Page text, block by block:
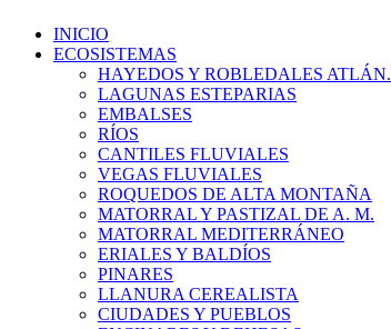
INICIO
ECOSISTEMAS
HAYEDOS Y ROBLEDALES ATLÁN.
LAGUNAS ESTEPARIAS
EMBALSES
RÍOS
CANTILES FLUVIALES
VEGAS FLUVIALES
ROQUEDOS DE ALTA MONTAÑA
MATORRAL Y PASTIZAL DE A. M.
MATORRAL MEDITERRÁNEO
ERIALES Y BALDÍOS
PINARES
LLANURA CEREALISTA
CIUDADES Y PUEBLOS